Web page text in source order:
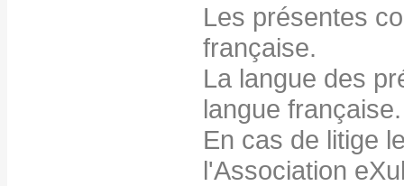
Les présentes
française.
La langue des
langue française.
En cas de litige
l'Association